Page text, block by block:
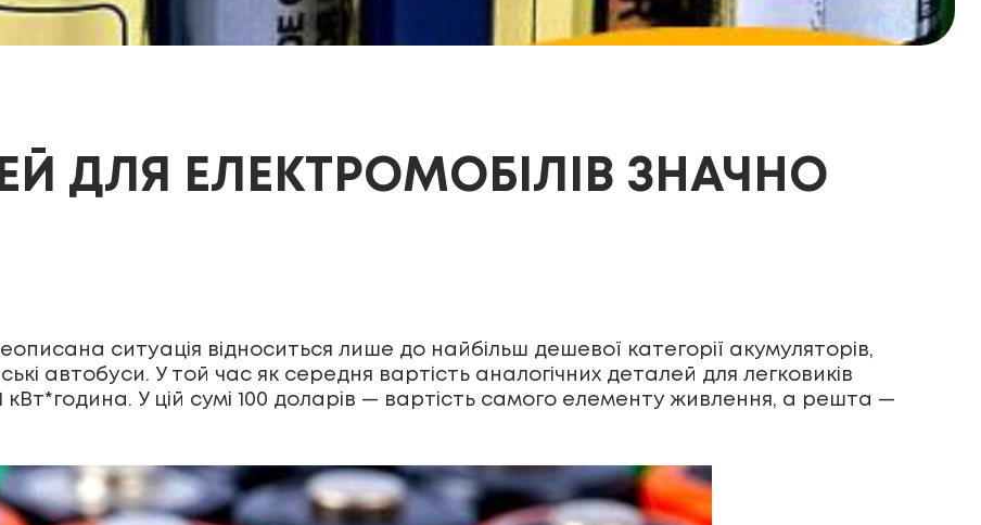
ДЛЯ ЕЛЕКТРОМОБІЛІВ ЗНАЧНО
ситуація відноситься лише до найбільш дешевої категорії акумуляторів,
автобуси. У той час як середня вартість аналогічних деталей для легковиків
кВт*година. У цій сумі 100 доларів — вартість самого елементу живлення, а решта —